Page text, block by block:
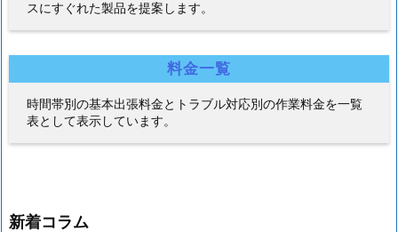
スにすぐれた製品を提案します。
料金一覧
時間帯別の基本出張料金とトラブル対応別の作業料金を一覧
表として表示しています。
新着コラム